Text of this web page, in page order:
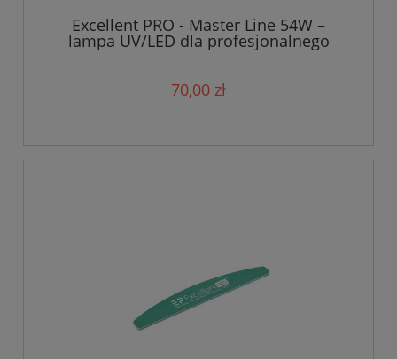
Excellent PRO - Master Line 54W –
lampa UV/LED dla profesjonalnego
manicure
70,00 zł